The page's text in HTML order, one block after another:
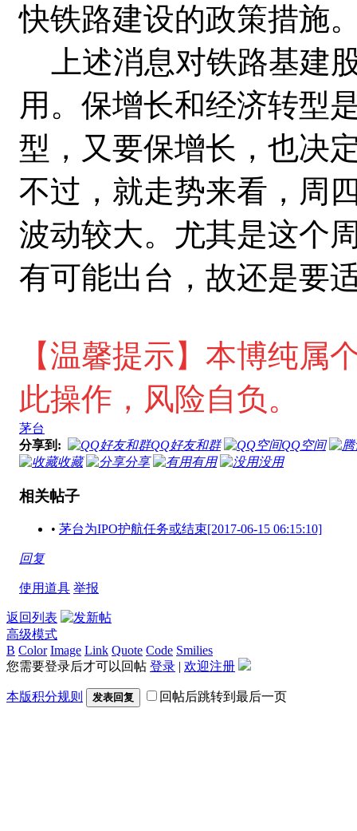
快铁路建设的政策措施
上述消息对铁路基建
用。保增长和经济转型
型，又要保增长，也决
不过，就走势来看，周
波动较大。尤其是这个
有可能出台，故还是要
【温馨提示】本博纯属
此操作，风险自负。
茅台
分享到:
QQ好友和群
QQ空间
收藏
分享 有用 没用
相关帖子
• 茅台为IPO护航任务或结束[2017-06-15 06:15:10]
回复
使用道具 举报
返回列表
高级模式
B Color Image Link Quote Code Smilies
您需要登录后才可以回帖 登录 | 欢迎注册
本版积分规则 发表回复 回帖后跳转到最后一页